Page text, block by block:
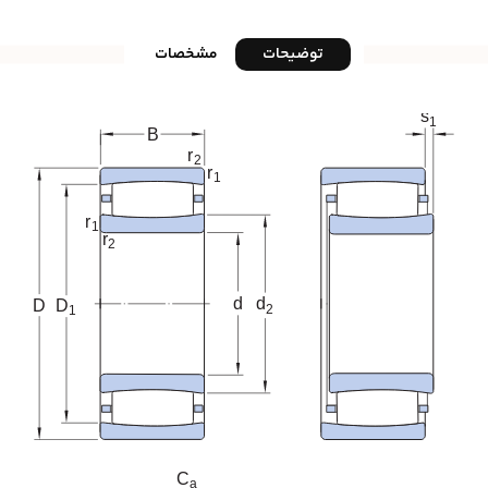
توضیحات مشخصات